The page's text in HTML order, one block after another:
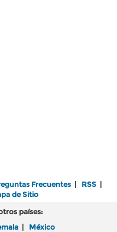
Frecuentes | RSS |
de Sitio
países:
| México